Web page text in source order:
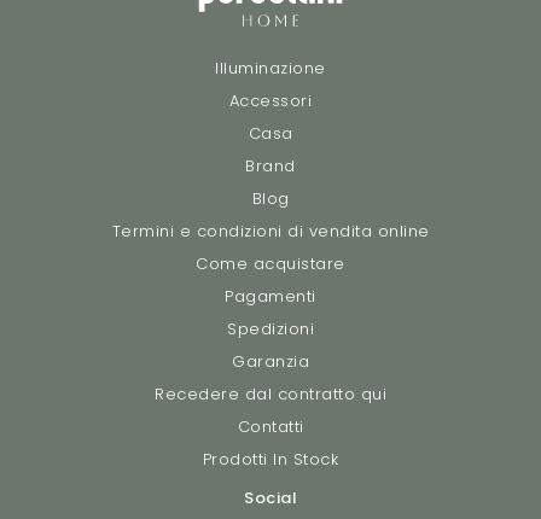
Illuminazione
Accessori
Casa
Brand
Blog
Termini e condizioni di vendita online
Come acquistare
Pagamenti
Spedizioni
Garanzia
Recedere dal contratto qui
Contatti
Prodotti In Stock
Social